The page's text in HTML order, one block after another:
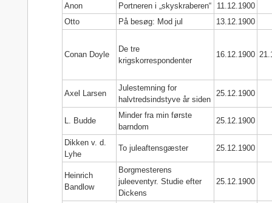
Anon Portneren i „skyskraberen“
11.12.1900
Otto
På besøg: Mod jul 13.12.1900
Conan Doyle
De tre
krigskorrespondenter
16.12.1900
Axel Larsen
Julestemning for
halvtredsindstyve år siden
25.12.1900
L. Budde
Minder fra min første
barndom
25.12.1900
Dikken v. d.
Lyhe
To juleaftensgæster 25.12.1900
Heinrich
Bandlow
Borgmesterens
juleeventyr. Studie efter
Dickens
25.12.1900